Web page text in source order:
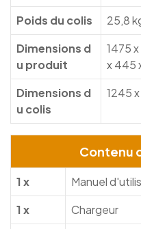
Poids du colis
25,8
Dimensions d
u produit
1475
x 445
Dimensions d
u colis
1245
Contenu
1 x
Manuel
1 x
Chargeur